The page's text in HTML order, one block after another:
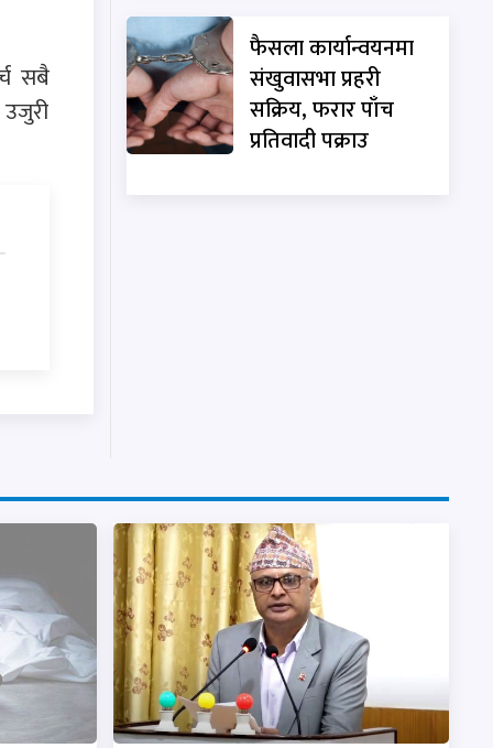
सबै
फैसला कार्यान्वयनमा
संखुवासभा प्रहरी
सक्रिय, फरार पाँच
प्रतिवादी पक्राउ